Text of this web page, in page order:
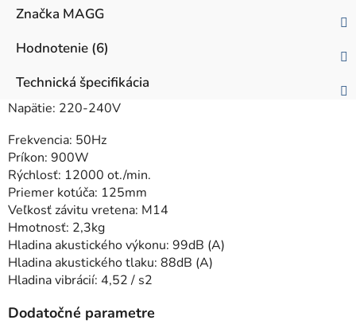
Značka MAGG
Hodnotenie (6)
Technická špecifikácia
Napätie: 220-240V
Frekvencia: 50Hz
Príkon: 900W
Rýchlosť: 12000 ot./min.
Priemer kotúča: 125mm
Veľkosť závitu vretena: M14
Hmotnosť: 2,3kg
Hladina akustického výkonu: 99dB (A)
Hladina akustického tlaku: 88dB (A)
Hladina vibrácií: 4,52 / s2
Dodatočné parametre